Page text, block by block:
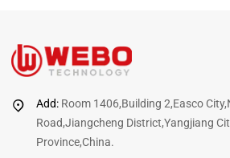
Add: Room 1406,Building 2,Easco
Road,Jiangcheng District,Yangjiang
Province,China.